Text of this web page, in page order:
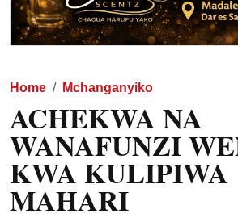
Home Mchanganyiko
ACHEKWA NA
WANAFUNZI
KWA KULIPIWA
MAHARI